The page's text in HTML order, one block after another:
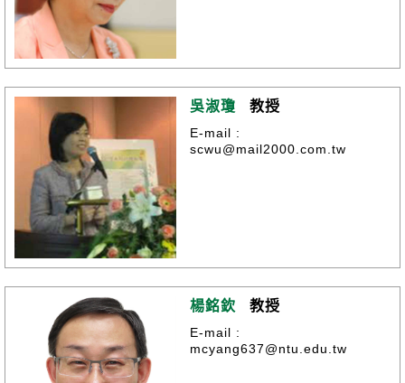
吳淑瓊 教授
E-mail :
scwu@mail2000.com.tw
楊銘欽 教授
E-mail :
mcyang637@ntu.edu.tw